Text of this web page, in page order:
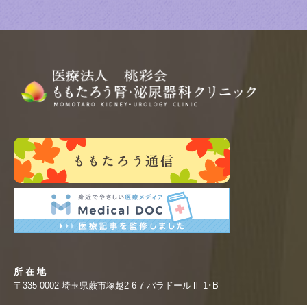
所 在 地
〒335-0002 埼玉県蕨市塚越2-6-7 パラドールⅡ 1･B